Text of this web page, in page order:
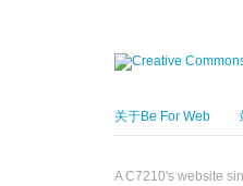
关于Be For Web
A C7210's website